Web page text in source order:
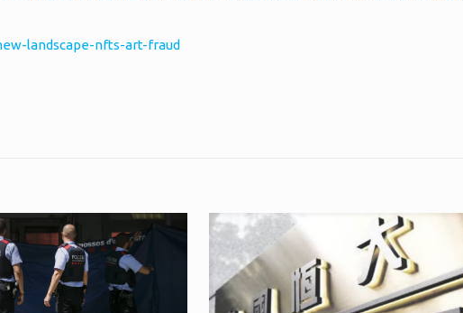
landscape-nfts-art-fraud